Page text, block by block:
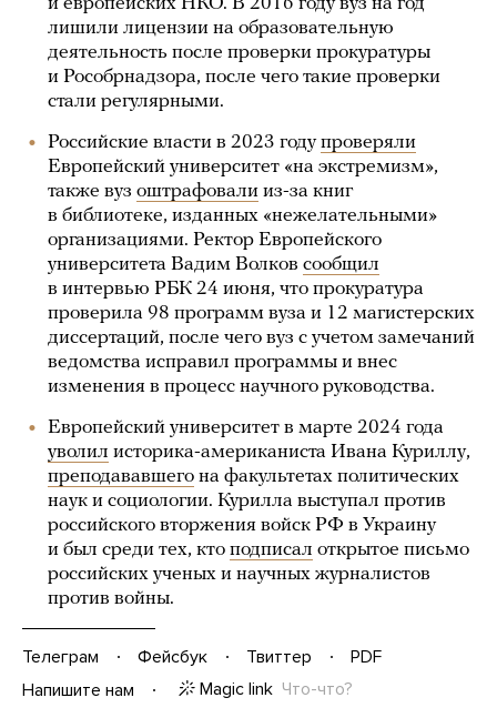
лишили лицензии на образовательную
деятельность после проверки прокуратуры
и Рособрнадзора, после чего такие проверки
стали регулярными.
Российские власти в 2023 годупроверяли
Европейский университет «на экстремизм»,
также вуз оштрафовали из-за книг
в библиотеке, изданных «нежелательными»
организациями. Ректор Европейского
университета Вадим Волков сообщил
в интервью РБК 24 июня, что прокуратура
проверила 98 программ вуза и 12 магистерских
диссертаций, после чего вуз с учетом замечаний
ведомства исправил программы и внес
изменения в процесс научного руководства.
Европейский университет в марте 2024 года
уволил историка-американиста Ивана Куриллу,
преподававшего на факультетах политических
наук и социологии. Курилла выступал против
российского вторжения войск РФ в Украину
и был среди тех, кто подписал открытое письмо
российских ученых и научных журналистов
против войны.
Телеграм Фейсбук Твиттер
PDF
Напишите нам
Magic link Что-что?